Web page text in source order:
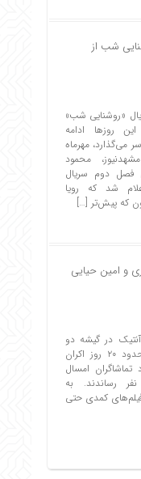
شب از
«روشنایی شب»
روزها ادامه
می‌گذارد، مهرماه
محمود
فصل دوم سریال
شد که رویا
که پیش‌تر […]
و امین حیایی
در گیشه دو
فیلم «زنده شور» و «استخر» پس از حدود ۲۰ روز اکران
تماشاگران امسال
از ۲ میلیون نفر رساندند. به
کمدی حتی